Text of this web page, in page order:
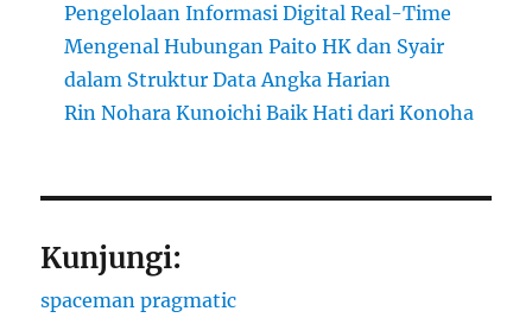
Pengelolaan Informasi Digital Real-Time
Mengenal Hubungan Paito HK dan Syair
dalam Struktur Data Angka Harian
Rin Nohara Kunoichi Baik Hati dari Konoha
Kunjungi:
spaceman pragmatic